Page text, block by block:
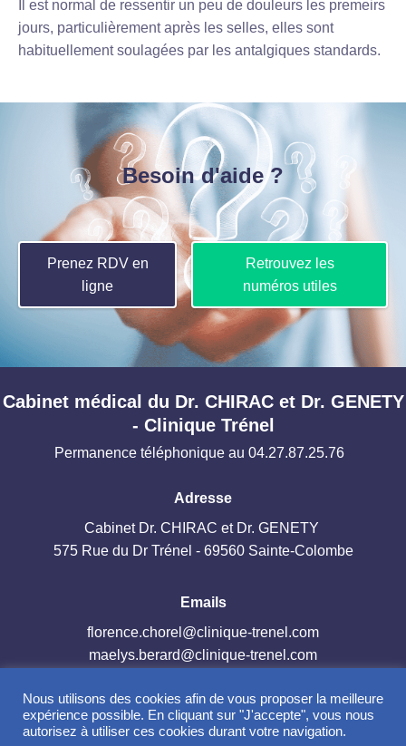
Il est normal de ressentir un peu de douleurs les premeirs
jours, particulièrement après les selles, elles sont
habituellement soulagées par les antalgiques standards.
Besoin d'aide ?
Prenez RDV en
ligne
Retrouvez les
numéros utiles
Cabinet médical du Dr. CHIRAC et Dr. GENETY
- Clinique Trénel
Permanence téléphonique au 04.27.87.25.76
Adresse
Cabinet Dr. CHIRAC et Dr. GENETY
575 Rue du Dr Trénel - 69560 Sainte-Colombe
Emails
florence.chorel@clinique-trenel.com
maelys.berard@clinique-trenel.com
Retrouvez nous sur
Nous utilisons des cookies afin de vous proposer la meilleure
expérience possible. En cliquant sur "J'accepte", vous nous
autorisez à utiliser ces cookies durant votre navigation.